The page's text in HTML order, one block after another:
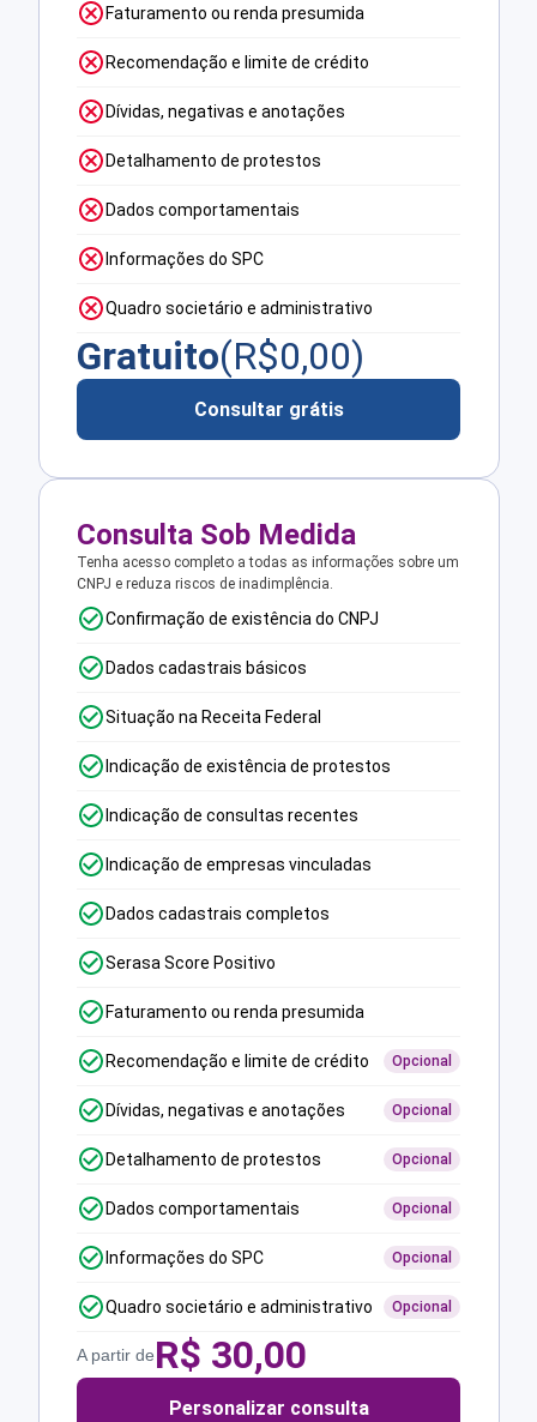
Faturamento ou renda presumida
Recomendação e limite de crédito
Dívidas, negativas e anotações
Detalhamento de protestos
Dados comportamentais
Informações do SPC
Quadro societário e administrativo
Gratuito(R$0,00)
Consultar grátis
Consulta Sob Medida
Tenha acesso completo a todas as informações sobre um
CNPJ e reduza riscos de inadimplência.
Confirmação de existência do CNPJ
Dados cadastrais básicos
Situação na Receita Federal
Indicação de existência de protestos
Indicação de consultas recentes
Indicação de empresas vinculadas
Dados cadastrais completos
Serasa Score Positivo
Faturamento ou renda presumida
Recomendação e limite de crédito Opcional
Dívidas, negativas e anotações Opcional
Detalhamento de protestos Opcional
Dados comportamentais Opcional
Informações do SPC Opcional
Quadro societário e administrativo Opcional
A partir deR$ 30,00
Personalizar consulta